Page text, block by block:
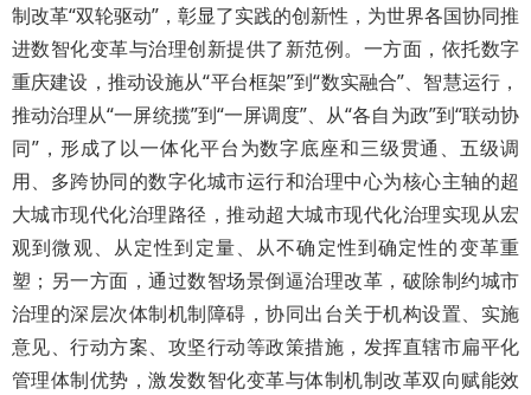
制改革“双轮驱动”，彰显了实践的创新性，为世界各国协同推
进数智化变革与治理创新提供了新范例。一方面，依托数字
重庆建设，推动设施从“平台框架”到“数实融合”、智慧运行，
推动治理从“一屏统揽”到“一屏调度”、从“各自为政”到“联动协
同”，形成了以一体化平台为数字底座和三级贯通、五级调
用、多跨协同的数字化城市运行和治理中心为核心主轴的超
大城市现代化治理路径，推动超大城市现代化治理实现从宏
观到微观、从定性到定量、从不确定性到确定性的变革重
塑；另一方面，通过数智场景倒逼治理改革，破除制约城市
治理的深层次体制机制障碍，协同出台关于机构设置、实施
意见、行动方案、攻坚行动等政策措施，发挥直辖市扁平化
管理体制优势，激发数智化变革与体制机制改革双向赋能效